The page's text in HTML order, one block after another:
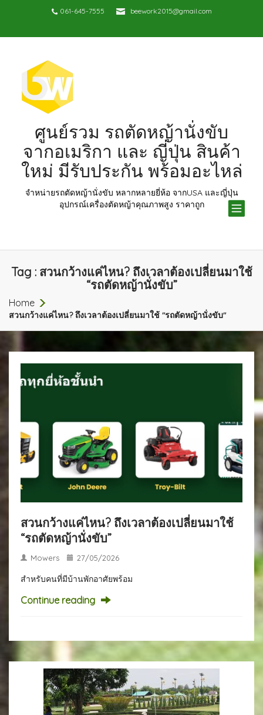
061-645-7555 beework2015@gmail.com
ศูนย์รวม รถตัดหญ้านั่งขับ
จากอเมริกา และ ญี่ปุ่น สินค้า
ใหม่ มีรับประกัน พร้อมอะไหล่
จำหน่ายรถตัดหญ้านั่งขับ หลากหลายยี่ห้อ จากUSA และญี่ปุ่น
อุปกรณ์เครื่องตัดหญ้าคุณภาพสูง ราคาถูก
Tag : สวนกว้างแค่ไหน? ถึงเวลาต้องเปลี่ยนมาใช้
“รถตัดหญ้านั่งขับ”
Home
สวนกว้างแค่ไหน? ถึงเวลาต้องเปลี่ยนมาใช้ "รถตัดหญ้านั่งขับ"
สวนกว้างแค่ไหน? ถึงเวลาต้องเปลี่ยนมาใช้
“รถตัดหญ้านั่งขับ”
Mowers 27/05/2026
สำหรับคนที่มีบ้านพักอาศัยพร้อม
Continue reading